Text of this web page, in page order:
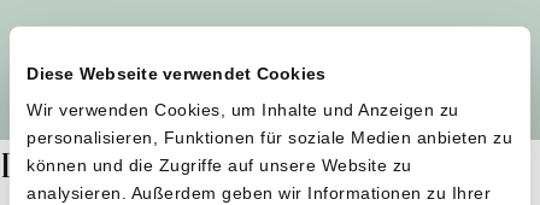
Diese Webseite verwendet Cookies
Wir verwenden Cookies, um Inhalte und Anzeigen zu
personalisieren, Funktionen für soziale Medien anbieten zu
können und die Zugriffe auf unsere Website zu
analysieren. Außerdem geben wir Informationen zu Ihrer
Dafür stehen wir